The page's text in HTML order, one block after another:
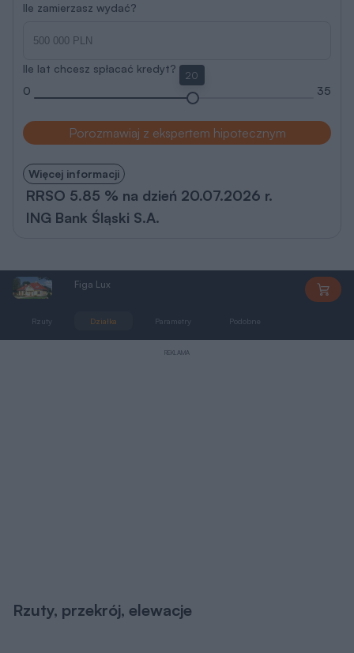
Ile zamierzasz wydać?
Ile lat chcesz spłacać kredyt?
0
20
35
Porozmawiaj z ekspertem hipotecznym
Więcej informacji
RRSO 5.85 % na dzień 20.07.2026 r.
ING Bank Śląski S.A.
Figa Lux
Rzuty Działka Parametry Podobne
REKLAMA
Rzuty, przekrój, elewacje